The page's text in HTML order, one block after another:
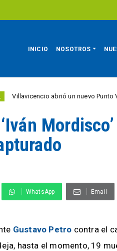
INICIO NOSOTROS
abrió un nuevo Punto Vive Digital
WhatsApp Email
Gustavo Petro contra el
hasta el momento, 19